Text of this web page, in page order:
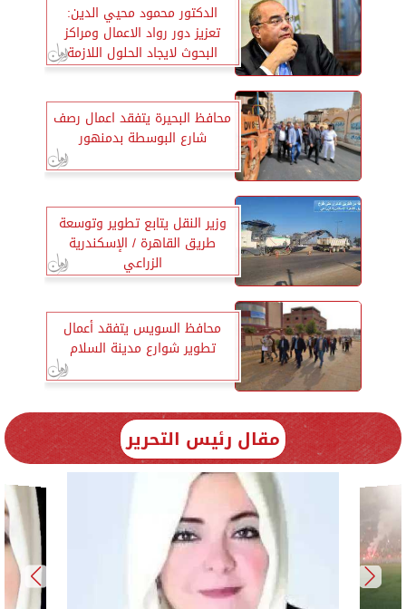
الدكتور محمود محيي الدين:
تعزيز دور رواد الاعمال ومراكز
البحوث لايجاد الحلول اللازمة
لدفع العمل المناخي
محافظ البحيرة يتفقد اعمال رصف
شارع البوسطة بدمنهور
وزير النقل يتابع تطوير وتوسعة
طريق القاهرة / الإسكندرية
الزراعي
محافظ السويس يتفقد أعمال
تطوير شوارع مدينة السلام
مقال رئيس التحرير